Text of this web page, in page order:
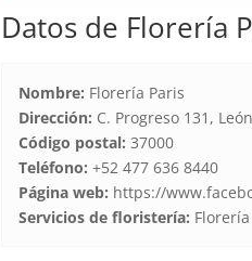
Datos de Florería
Nombre: Florería Paris
Dirección: C. Progreso 131,
Código postal: 37000
Teléfono: +52 477 636 8440
Página web: https://
Servicios de floristería: Florería